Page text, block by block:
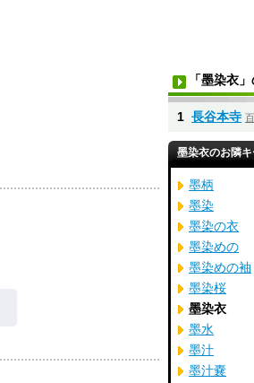
「墨染衣
1 長谷本寺
墨染衣のお隣
墨柄
墨染
墨染の衣
墨染めの
墨染めの袖
墨染桜
墨染衣
墨水
墨汁
墨汁嚢